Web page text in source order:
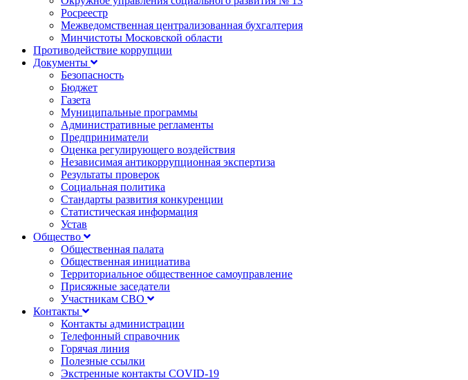
Росреестр
Межведомственная централизованная бухгалтерия
Минчистоты Московской области
Противодействие коррупции
Документы
Безопасность
Бюджет
Газета
Муниципальные программы
Административные регламенты
Предприниматели
Оценка регулирующего воздействия
Независимая антикоррупционная экспертиза
Результаты проверок
Социальная политика
Стандарты развития конкуренции
Статистическая информация
Устав
Общество
Общественная палата
Общественная инициатива
Территориальное общественное самоуправление
Присяжные заседатели
Участникам СВО
Контакты
Контакты администрации
Телефонный справочник
Горячая линия
Полезные ссылки
Экстренные контакты COVID-19